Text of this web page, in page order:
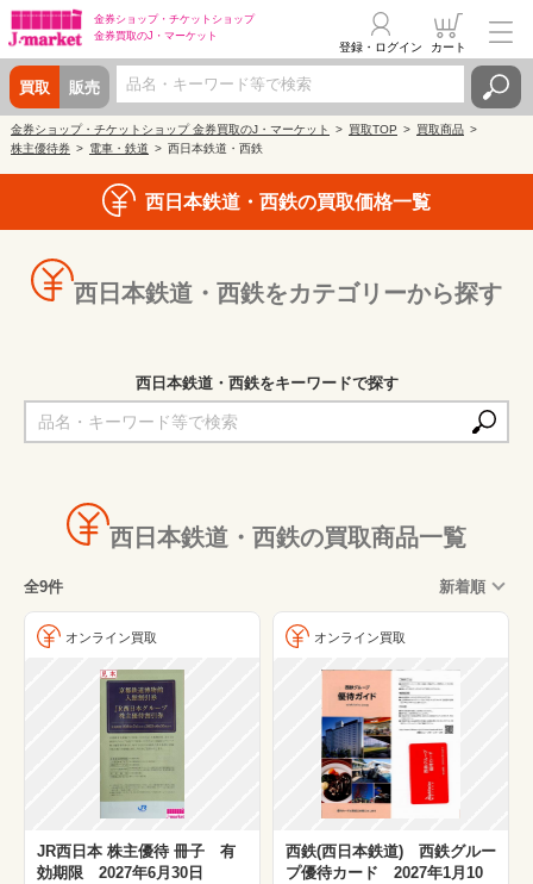
金券ショップ・ チケットショップ
金券買取のJ・マーケット
買取 販売
登録・ログイン カート
金券ショップ・チケットショップ 金券買取のJ・マーケット 買取TOP
買取商品
株主優待券
電車・鉄道 西日本鉄道・西鉄
西日本鉄道・西鉄の買取価格一覧
西日本鉄道・西鉄をカテゴリーから探す
西日本鉄道・西鉄をキーワードで探す
西日本鉄道・西鉄の買取商品一覧
全9件 新着順
オンライン買取
JR西日本 株主優待 冊子 有
効期限 2027年6月30日
オンライン買取
西鉄(西日本鉄道) 西鉄グルー
プ優待カード 2027年1月10